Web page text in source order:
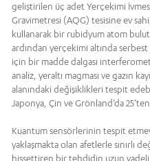
geliştirilen üç adet Yerçekimi
Gravimetresi (AQG) tesisine ev
kullanarak bir rubidyum atom
ardından yerçekimi altında serbest
için bir madde dalgası
analiz, yeraltı magması ve gazın
alanındaki değişiklikleri tespit
Japonya, Çin ve Grönland’da
Kuantum sensörlerinin tespit
yaklaşmakta olan afetlerle sınırlı
hissettiren bir tehdidin uzun